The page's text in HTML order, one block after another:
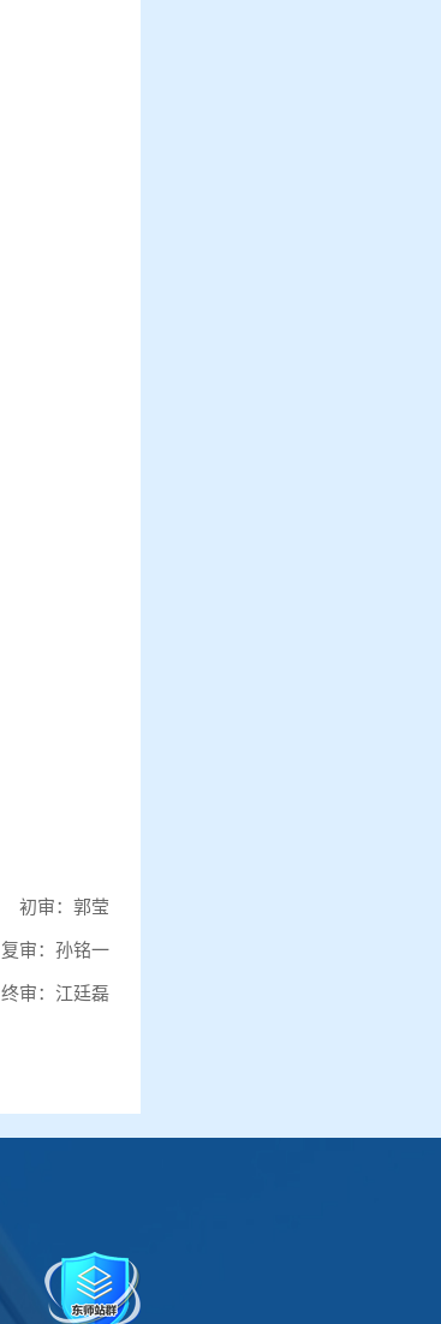
初审：郭莹
复审：孙铭一
终审：江廷磊